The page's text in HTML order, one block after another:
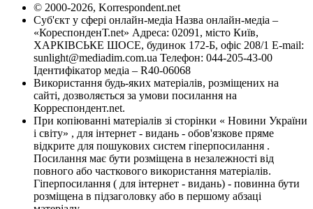
© 2000-2026, Korrespondent.net
Суб'єкт у сфері онлайн-медіа Назва онлайн-медіа –
«КореспонденТ.net» Адреса: 02091, місто Київ,
ХАРКІВСЬКЕ ШОСЕ, будинок 172-Б, офіс 208/1 E-mail:
sunlight@mediadim.com.ua Телефон: 044-205-43-00
Ідентифікатор медіа – R40-06068
Використання будь-яких матеріалів, розміщених на
сайті, дозволяється за умови посилання на
Корреспондент.net.
При копіюванні матеріалів зі сторінки « Новини України
і світу» , для інтернет - видань - обов'язкове пряме
відкрите для пошукових систем гіперпосилання .
Посилання має бути розміщена в незалежності від
повного або часткового використання матеріалів.
Гіперпосилання ( для інтернет - видань) - повинна бути
розміщена в підзаголовку або в першому абзаці